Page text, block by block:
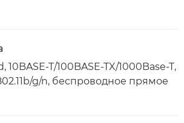
10BASE-T/100BASE-TX/1000Base-T,
g/n, беспроводное прямое